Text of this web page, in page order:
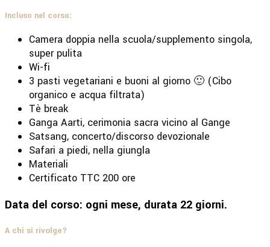
Incluso nel corso:
Camera doppia nella scuola/supplemento singola,
super pulita
Wi-fi
3 pasti vegetariani e buoni al giorno 🙂 (Cibo
organico e acqua filtrata)
Tè break
Ganga Aarti, cerimonia sacra vicino al Gange
Satsang, concerto/discorso devozionale
Safari a piedi, nella giungla
Materiali
Certificato TTC 200 ore
Data del corso: ogni mese, durata 22 giorni.
A chi si rivolge?